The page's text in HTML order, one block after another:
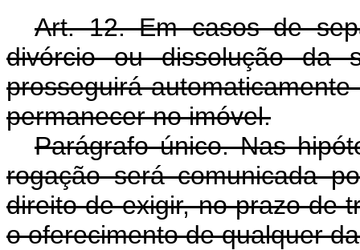
Art. 12. Em casos de
divórcio ou dissolução da
prosseguirá
permanecer no imóvel.
Parágrafo único. Nas
rogação será comunicada
direito de exigir, no prazo de
o oferecimento de qualquer